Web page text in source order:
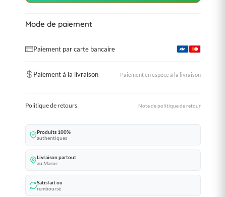
Mode de paiement
Paiement par carte bancaire
Paiement à la livraison Paiement en espèce à la livraison
Politique de retours Note de politique de retour
Produits 100%
authentiques
Livraison partout
au Maroc
Satisfait ou
remboursé